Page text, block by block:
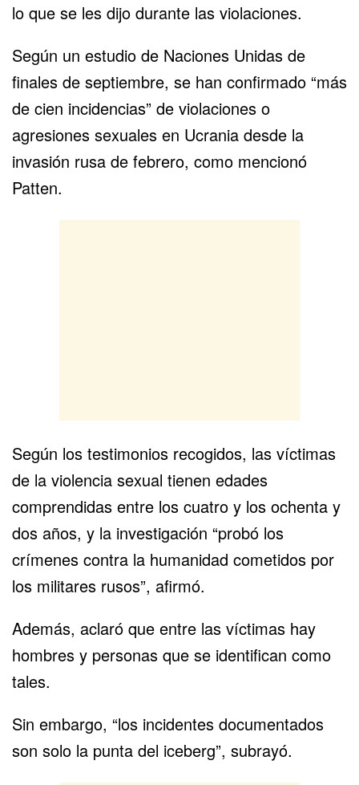
lo que se les dijo durante las violaciones.
Según un estudio de Naciones Unidas de
finales de septiembre, se han confirmado “más
de cien incidencias” de violaciones o
agresiones sexuales en Ucrania desde la
invasión rusa de febrero, como mencionó
Patten.
Según los testimonios recogidos, las víctimas
de la violencia sexual tienen edades
comprendidas entre los cuatro y los ochenta y
dos años, y la investigación “probó los
crímenes contra la humanidad cometidos por
los militares rusos”, afirmó.
Además, aclaró que entre las víctimas hay
hombres y personas que se identifican como
tales.
Sin embargo, “los incidentes documentados
son solo la punta del iceberg”, subrayó.